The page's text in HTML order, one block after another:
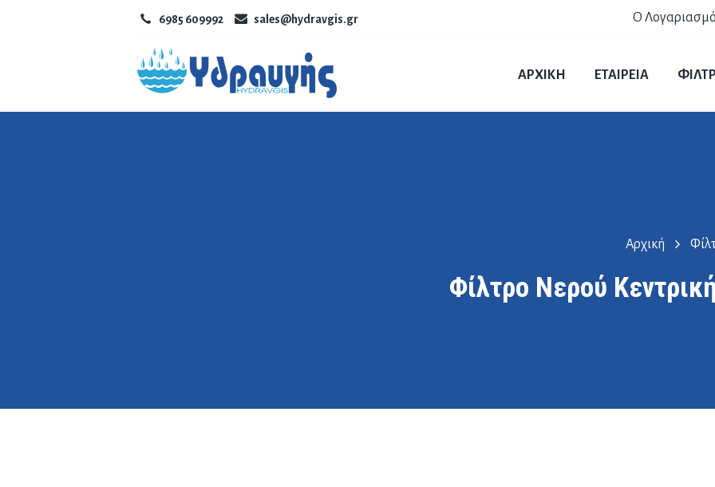
6985 609992 sales@hydravgis.gr Ο
ΑΡΧΙΚΗ ΕΤΑΙΡΕΙΑ
Αρχική
Φίλτρο Νερού